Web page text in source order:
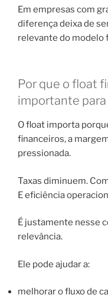
Em empresas com
diferença deixa de
relevante do modelo
Por que o float
importante
O float importa
financeiros, a
pressionada.
Taxas diminuem.
E eficiência
É justamente nesse
relevância.
Ele pode ajudar a:
melhorar o fluxo de